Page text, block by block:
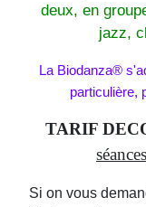
deux, en
jazz,
La Biodanza®
particulière,
TARIF
Si on vous